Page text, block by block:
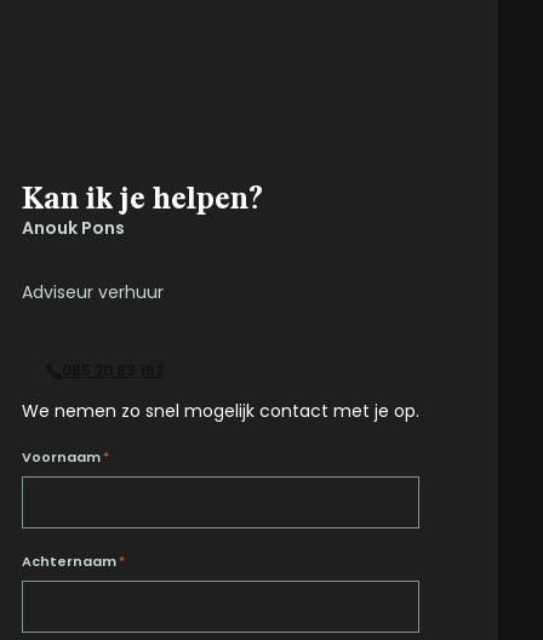
Kan ik je helpen?
Anouk Pons
Adviseur verhuur
We nemen zo snel mogelijk contact met je op.
Voornaam*
Achternaam*